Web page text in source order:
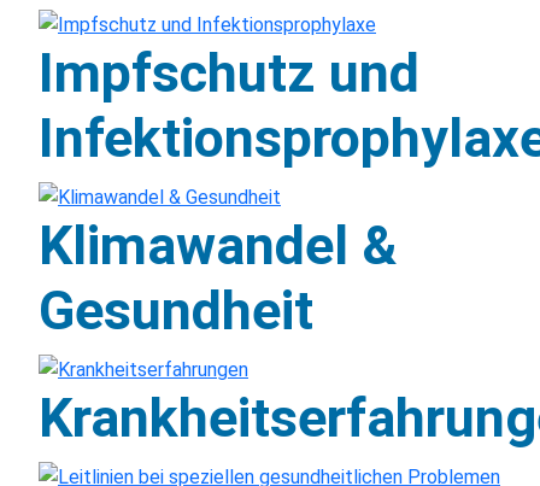
Impfschutz und
Klimawandel &
Gesundheit